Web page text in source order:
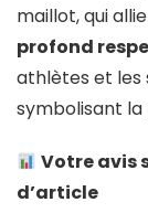
maillot, qui allie
profond
athlètes et les
symbolisant la
Votre avis
d’article